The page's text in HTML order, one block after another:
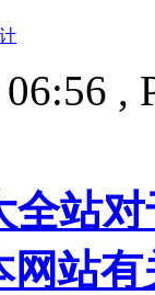
,
全站
站